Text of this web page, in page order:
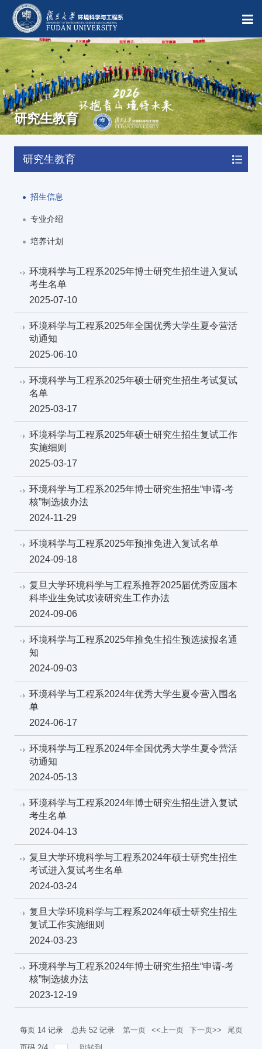
研究生教育
研究生教育
招生信息
专业介绍
培养计划
环境科学与工程系2025年博士研究生招生进入复试
考生名单
2025-07-10
环境科学与工程系2025年全国优秀大学生夏令营活
动通知
2025-06-10
环境科学与工程系2025年硕士研究生招生考试复试
名单
2025-03-17
环境科学与工程系2025年硕士研究生招生复试工作
实施细则
2025-03-17
环境科学与工程系2025年博士研究生招生“申请-考
核”制选拔办法
2024-11-29
环境科学与工程系2025年预推免进入复试名单
2024-09-18
复旦大学环境科学与工程系推荐2025届优秀应届本
科毕业生免试攻读研究生工作办法
2024-09-06
环境科学与工程系2025年推免生招生预选拔报名通
知
2024-09-03
环境科学与工程系2024年优秀大学生夏令营入围名
单
2024-06-17
环境科学与工程系2024年全国优秀大学生夏令营活
动通知
2024-05-13
环境科学与工程系2024年博士研究生招生进入复试
考生名单
2024-04-13
复旦大学环境科学与工程系2024年硕士研究生招生
考试进入复试考生名单
2024-03-24
复旦大学环境科学与工程系2024年硕士研究生招生
复试工作实施细则
2024-03-23
环境科学与工程系2024年博士研究生招生“申请-考
核”制选拔办法
2023-12-19
每页 14记录 总共 52记录 第一页 <<上一页 下一页>>
尾页